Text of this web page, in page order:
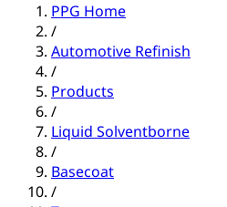
PPG Home
/
Automotive Refinish
/
Products
/
Liquid Solventborne
/
Basecoat
/